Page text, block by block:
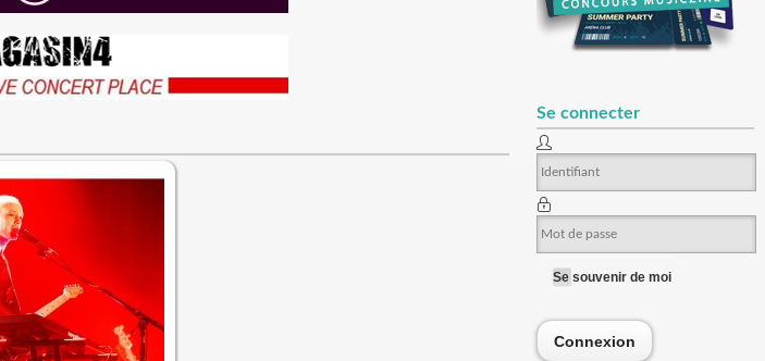
Se connecter
Se souvenir de moi
Connexion